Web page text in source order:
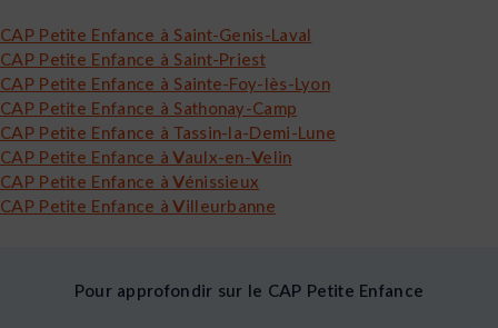
CAP Petite Enfance à Saint-Genis-Laval
CAP Petite Enfance à Saint-Priest
CAP Petite Enfance à Sainte-Foy-lès-Lyon
CAP Petite Enfance à Sathonay-Camp
CAP Petite Enfance à Tassin-la-Demi-Lune
CAP Petite Enfance à Vaulx-en-Velin
CAP Petite Enfance à Vénissieux
CAP Petite Enfance à Villeurbanne
Pour approfondir sur le CAP Petite Enfance